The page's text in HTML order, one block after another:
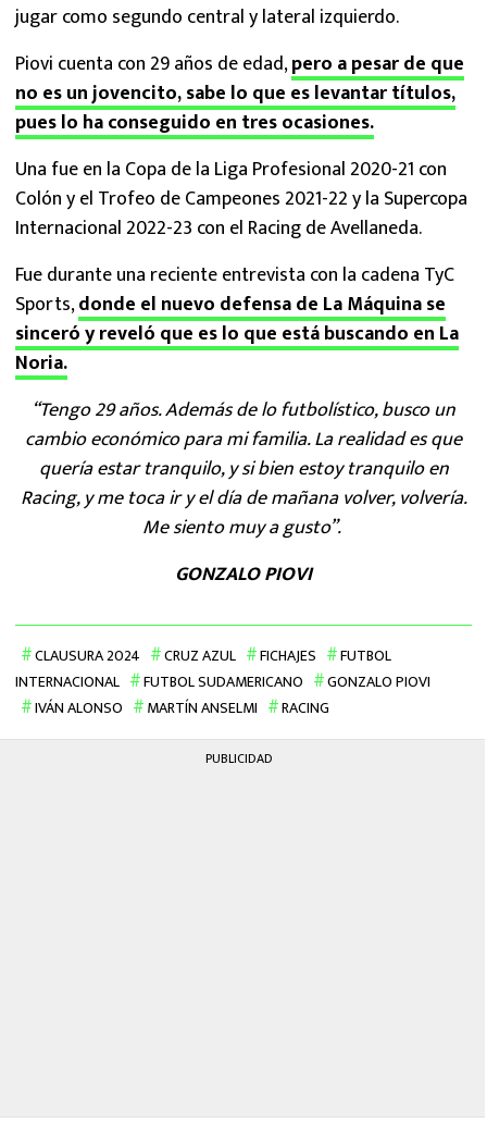
jugar como segundo central y lateral izquierdo.
Piovi cuenta con 29 años de edad,pero a pesar de que
no es un jovencito, sabe lo que es levantar títulos,
pues lo ha conseguido en tres ocasiones.
Una fue en la Copa de la Liga Profesional 2020-21 con
Colón y el Trofeo de Campeones 2021-22 y la Supercopa
Internacional 2022-23 con el Racing de Avellaneda.
Fue durante una reciente entrevista con la cadena TyC
Sports,donde el nuevo defensa de La Máquina se
sinceró y reveló que es lo que está buscando en La
Noria.
“Tengo 29 años. Además de lo futbolístico, busco un
cambio económico para mi familia. La realidad es que
quería estar tranquilo, y si bien estoy tranquilo en
Racing, y me toca ir y el día de mañana volver, volvería.
Me siento muy a gusto”.
GONZALO PIOVI
CLAUSURA 2024 CRUZ AZUL FICHAJES
FUTBOL
INTERNACIONAL
FUTBOL SUDAMERICANO
GONZALO PIOVI
IVÁN ALONSO
MARTÍN ANSELMI RACING
PUBLICIDAD